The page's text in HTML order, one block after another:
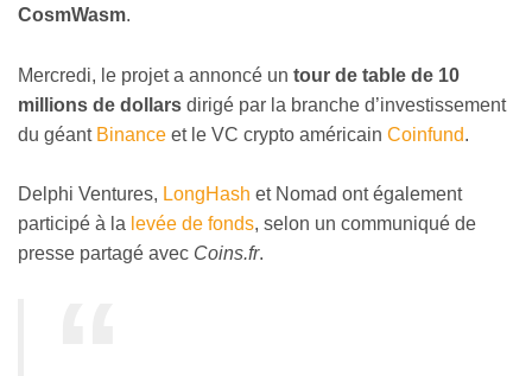
CosmWasm.
Mercredi, le projet a annoncé un tour de table de 10
millions de dollars dirigé par la branche d’investissement
du géant Binance et le VC crypto américain Coinfund.
Delphi Ventures, LongHash et Nomad ont également
participé à la levée de fonds, selon un communiqué de
presse partagé avec Coins.fr.